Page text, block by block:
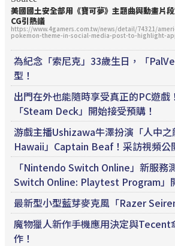
美國國土安全部用《寶可夢》主題曲與動畫片
CG引熱議
https://www.4gamers.com.tw/news/detail/74321/
pokemon-theme-in-social-media-post-to-highlight-
為紀念「索尼克」33歲生日，「
型！
出門在外也能隨時享受真正的PC遊戲
「Steam Deck」開始接受預購！
游戲主播Ushizawa牛澤扮演「人中
Hawaii」Captain Beaf！采訪視頻公
「Nintendo Switch Online」新服務
Switch Online: Playtest Program」
最新型小型藍芽麥克風「Razer
魔物獵人新作手機應用決定與
作！